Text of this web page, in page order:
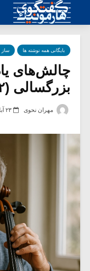
بایگانی همه نوشته ها ساز
چالش‌های
بزرگسالی (۱۲)
مهران نحوی ۲۳ آبان ۱۴۰۴